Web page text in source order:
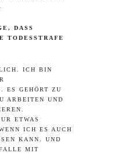
DASS
TODESSTRAFE
ICH BIN
ES GEHÖRT ZU
ARBEITEN UND
ETWAS Ö
ICH ES AUCH G
KANN. UND D
MIT D